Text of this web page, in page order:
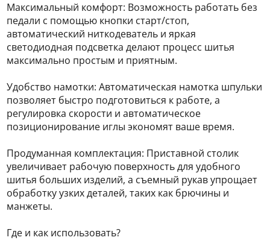
Максимальный комфорт: Возможность работать без
педали с помощью кнопки старт/стоп,
автоматический ниткодеватель и яркая
светодиодная подсветка делают процесс шитья
максимально простым и приятным.
Удобство намотки: Автоматическая намотка шпульки
позволяет быстро подготовиться к работе, а
регулировка скорости и автоматическое
позиционирование иглы экономят ваше время.
Продуманная комплектация: Приставной столик
увеличивает рабочую поверхность для удобного
шитья больших изделий, а съемный рукав упрощает
обработку узких деталей, таких как брючины и
манжеты.
Где и как использовать?